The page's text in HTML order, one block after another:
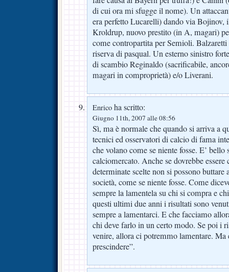
di cui ora mi sfugge il nome). Un
era perfetto Lucarelli) dando via
Kroldrup, nuovo prestito (in A, magari)
come contropartita per Semioli.
riserva di pasqual. Un esterno sinistro
di scambio Reginaldo (sacrificabile,
magari in comproprietà) e/o Liverani.
Enrico ha scritto:
Giugno 11th, 2007 alle 08:56
Sì, ma è normale che quando si arriva a
tecnici ed osservatori di calcio di fama
che volano come se niente fosse. E’
calciomercato. Anche se dovrebbe essere
determinate scelte non si possono buttare
società, come se niente fosse. Come
sempre la lamentela su chi si compra e
questi ultimi due anni i risultati sono
sempre a lamentarci. E che facciamo
chi deve farlo in un certo modo. Se poi i
venire, allora ci potremmo lamentare.
prescindere”.